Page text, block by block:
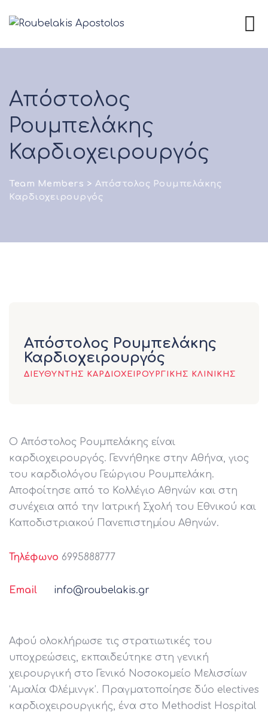
Απόστολος
Ρουμπελάκης
Καρδιοχειρουργός
Team Members > Απόστολος Ρουμπελάκης
Καρδιοχειρουργός
Απόστολος Ρουμπελάκης
Καρδιοχειρουργός
ΔΙΕΥΘΥΝΤΉΣ ΚΑΡΔΙΟΧΕΙΡΟΥΡΓΙΚΉΣ ΚΛΙΝΙΚΉΣ
Ο Απόστολος Ρουμπελάκης είναι
καρδιοχειρουργός. Γεννήθηκε στην Αθήνα, γιος
του καρδιολόγου Γεώργιου Ρουμπελάκη.
Αποφοίτησε από το Κολλέγιο Αθηνών και στη
συνέχεια από την Ιατρική Σχολή του Εθνικού και
Καποδιστριακού Πανεπιστημίου Αθηνών.
Τηλέφωνο 6995888777
Email info@roubelakis.gr
Αφού ολοκλήρωσε τις στρατιωτικές του
υποχρεώσεις, εκπαιδεύτηκε στη γενική
χειρουργική στο Γενικό Νοσοκομείο Μελισσίων
‘Αμαλία Φλέμινγκ’. Πραγματοποίησε δύο electives
καρδιοχειρουργικής, ένα στο Methodist Hospital